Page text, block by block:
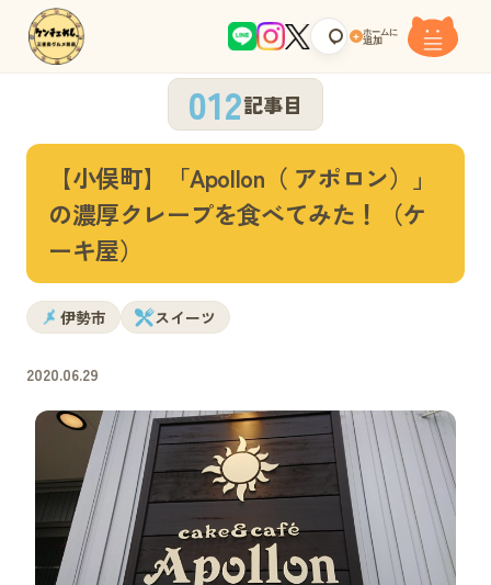
+ ホームに
追加
012記事目
【小俣町】「Apollon（ アポロン）」
の濃厚クレープを食べてみた！（ケ
ーキ屋）
伊勢市 スイーツ
2020.06.29